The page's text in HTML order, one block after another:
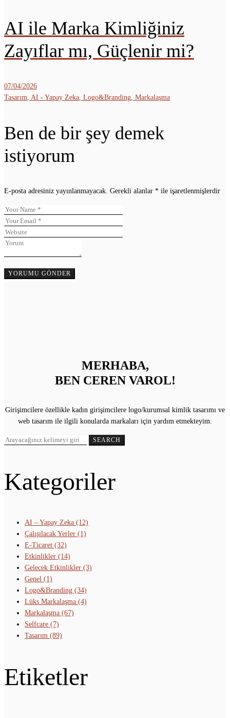
AI ile Marka Kimliğiniz
Zayıflar mı, Güçlenir mi?
07/04/2026
Tasarım, AI - Yapay Zeka, Logo&Branding, Markalaşma
Ben de bir şey demek
istiyorum
E-posta adresiniz yayınlanmayacak. Gerekli alanlar * ile işaretlenmişlerdir
MERHABA,
BEN CEREN VAROL!
Girişimcilere özellikle kadın girişimcilere logo/kurumsal kimlik tasarımı ve
web tasarım ile ilgili konularda markaları için yardım etmekteyim.
Search
SEARCH
Kategoriler
AI – Yapay Zeka (12)
Çalışılacak Yerler (1)
E-Ticaret (32)
Etkinlikler (14)
Gelecek Etkinlikler (3)
Genel (1)
Logo&Branding (34)
Lüks Markalaşma (4)
Markalaşma (67)
Selfcare (7)
Tasarım (89)
Etiketler